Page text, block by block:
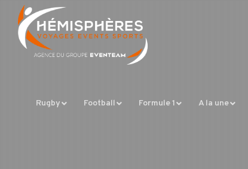
Rugby Football Formule 1 A la une